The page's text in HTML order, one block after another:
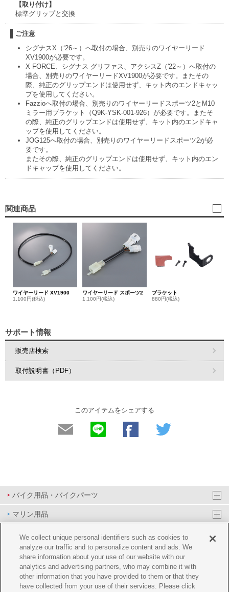
【取り付け】
標準グリップと交換
ご注意
シグナスX（‘26～）へ取付の場合、別売りのワイヤーリード
XV1900が必要です。
X FORCE、シグナス グリファス、アクシスZ（'22～）へ取付の
場合、別売りのワイヤーリードXV1900が必要です。またその
際、純正のグリップエンドは使用せず、キット内のエンドキャッ
プを使用してください。
Fazzioへ取付の場合、別売りのワイヤーリードスポーツ2とM10
ミラー用ブラケット（Q9K-YSK-001-926）が必要です。またそ
の際、純正のグリップエンドは使用せず、キット内のエンドキャ
ップを使用してください。
JOG125へ取付の場合、別売りのワイヤーリードスポーツ2が必
要です。
またその際、純正のグリップエンドは使用せず、キット内のエン
ドキャップを使用してください。
関連商品
ワイヤーリード XV1900
1,100円(税込)
ワイヤーリード スポーツ2
1,100円(税込)
ブラケット
880円(税込)
サポート情報
販売店検索
取付説明書（PDF）
このアイテムをシェアする
バイク用品・バイクパーツ
マリン用品
PAS/YPJ用品
その他用品
イベント&エンターテイメント
オンラインショップ
We collect unique personal identifiers such as cookies to
analyze our traffic and to personalize content and ads. We
share information about your use of our website with our
analytics and advertising partners, who may combine it with
other information that you have provided to them or that they
have collected from your use of their services. Please click